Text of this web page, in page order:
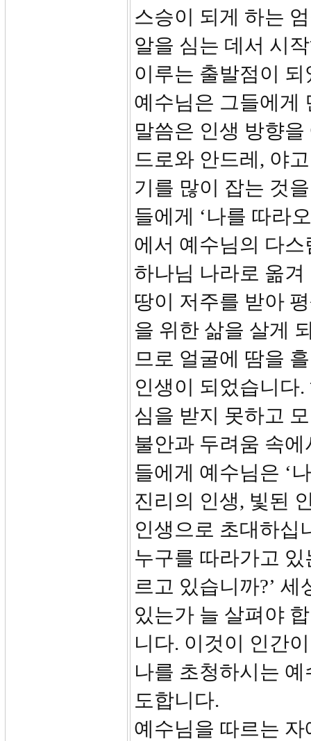
스승이 되게 하는
알을 심는 데서 시
이루는 출발점이
예수님은 그들에게
말씀은 인생 방향
드로와 안드레, 야
기를 많이 잡는 것
들에게 ‘나를 따라
에서 예수님의 다
하나님 나라로 옮
땅이 저주를 받아
을 위한 삶을 살게
므로 얼굴에 땀을
인생이 되었습니다
심을 받지 못하고
불안과 두려움 속
들에게 예수님은 ‘
진리의 인생, 빛된
인생으로 초대하십
누구를 따라가고
르고 있습니까?’
있는가 늘 살펴야
니다. 이것이 인간
나를 초청하시는
도합니다.
예수님을 따르는